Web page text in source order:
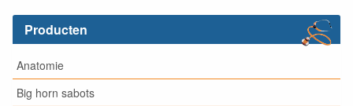
Producten
Anatomie
Big horn sabots